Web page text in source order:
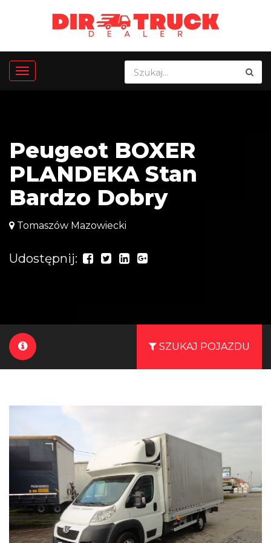
Peugeot BOXER
PLANDEKA Stan
Bardzo Dobry
Tomaszów Mazowiecki
Udostępnij:
SZUKAJ POJAZDU